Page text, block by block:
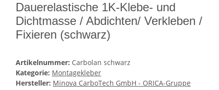
Dauerelastische 1K-Klebe- und
Dichtmasse / Abdichten/ Verkleben /
Fixieren (schwarz)
Artikelnummer: Carbolan schwarz
Kategorie: Montagekleber
Hersteller: Minova CarboTech GmbH - ORICA-Gruppe